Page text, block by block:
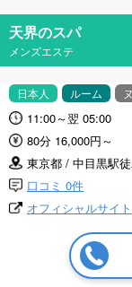
天界のスパ
メンズエステ
日本人 ルーム
11:00～翌 05:00
80分 16,000円～
東京都 / 中目黒駅
口コミ 0件
オフィシャルサイト